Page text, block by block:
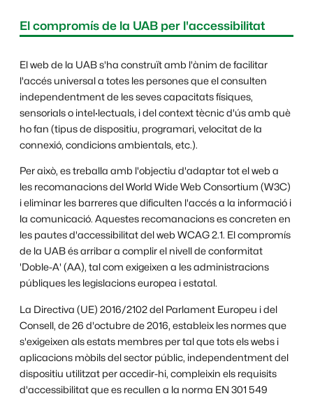
El compromís de la UAB per l'accessibilitat
El web de la UAB s'ha construït amb l'ànim de facilitar
l'accés universal a totes les persones que el consulten
independentment de les seves capacitats físiques,
sensorials o intel·lectuals, i del context tècnic d'ús amb què
ho fan (tipus de dispositiu, programari, velocitat de la
connexió, condicions ambientals, etc.).
Per això, es treballa amb l'objectiu d'adaptar tot el web a
les recomanacions del World Wide Web Consortium (W3C)
i eliminar les barreres que dificulten l'accés a la informació i
la comunicació. Aquestes recomanacions es concreten en
les pautes d'accessibilitat del web WCAG 2.1. El compromís
de la UAB és arribar a complir el nivell de conformitat
'Doble-A' (AA), tal com exigeixen a les administracions
públiques les legislacions europea i estatal.
La Directiva (UE) 2016/2102 del Parlament Europeu i del
Consell, de 26 d'octubre de 2016, estableix les normes que
s'exigeixen als estats membres per tal que tots els webs i
aplicacions mòbils del sector públic, independentment del
dispositiu utilitzat per accedir-hi, compleixin els requisits
d'accessibilitat que es recullen a la norma EN 301 549